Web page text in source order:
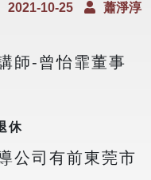
2021-10-25 蕭淨淳
師-曾怡霏董事
休
公司有前東莞市